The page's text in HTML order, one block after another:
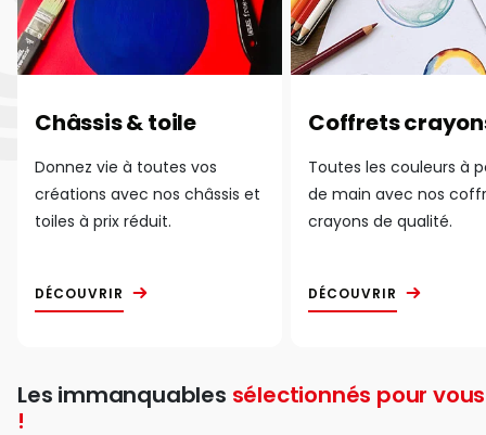
Châssis & toile
Donnez vie à toutes vos
créations avec nos châssis et
toiles à prix réduit.
DÉCOUVRIR
Coffrets
Toutes les couleurs à
de main avec nos
crayons de qualité.
DÉCOUVRIR
Les immanquables sélectionnés pour vous
!